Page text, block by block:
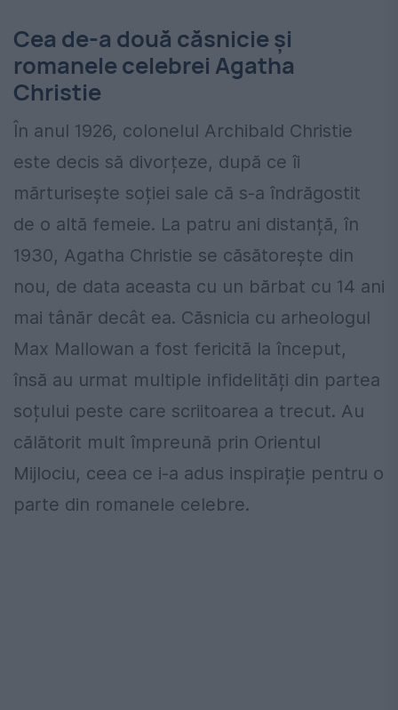
Cea de-a două căsnicie și
romanele celebrei Agatha
Christie
În anul 1926, colonelul Archibald Christie
este decis să divorțeze, după ce îi
mărturisește soției sale că s-a îndrăgostit
de o altă femeie. La patru ani distanță, în
1930, Agatha Christie se căsătorește din
nou, de data aceasta cu un bărbat cu 14 ani
mai tânăr decât ea. Căsnicia cu arheologul
Max Mallowan a fost fericită la început,
însă au urmat multiple infidelități din partea
soțului peste care scriitoarea a trecut. Au
călătorit mult împreună prin Orientul
Mijlociu, ceea ce i-a adus inspirație pentru o
parte din romanele celebre.